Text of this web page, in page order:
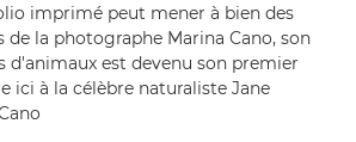
imprimé peut mener à bien des
de la photographe Marina Cano, son
d'animaux est devenu son premier
ici à la célèbre naturaliste Jane